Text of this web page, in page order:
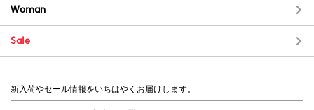
Woman
Sale
新入荷やセール情報をいちはやくお届けします。